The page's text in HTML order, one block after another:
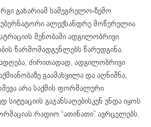
გახარიამ სამეგრელო-ზემო
ალექსანდრე მოწერელია
შენობაში ადგილობრივი
წარმომადგენლებს წარუდგინა.
ძირითადად, ადგილობრივი
გაამახვილა და აღნიშნა,
არა საქმის ფორმალური
სიტუაციის გაჯანსაღებისკენ უნდა იყოს
რადიო “ათინათი” ავრცელებს.